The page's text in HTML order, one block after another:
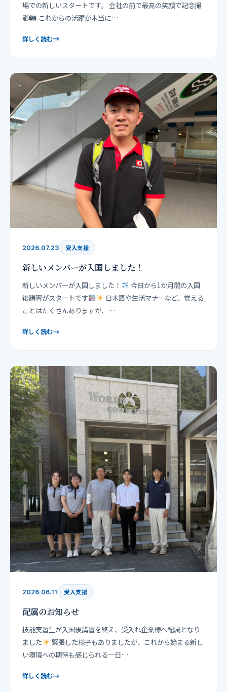
場での新しいスタートです。 会社の前で最高の笑顔で記念撮
影
これからの活躍が本当に…
詳しく読む→
2026.07.23 受入支援
新しいメンバーが入国しました！
新しいメンバーが入国しました！
今日から1か月間の入国
後講習がスタートです
日本語や生活マナーなど、覚える
ことはたくさんありますが、…
詳しく読む→
2026.06.11 受入支援
配属のお知らせ
技能実習生が入国後講習を終え、受入れ企業様へ配属となり
ました
緊張した様子もありましたが、これから始まる新し
い環境への期待も感じられる一日…
詳しく読む→